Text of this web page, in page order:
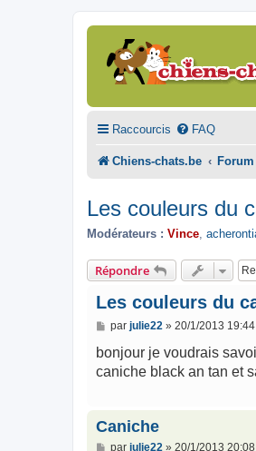
Raccourcis FAQ
Chiens-chats.be Forum
Les couleurs du
Modérateurs : Vince
Répondre
Les couleurs du
M
s
a
par julie22 » 20/1/2013 19:44
bonjour je voudrais
caniche black an tan et
Caniche
M
par julie22» 20/1/2013 20:08